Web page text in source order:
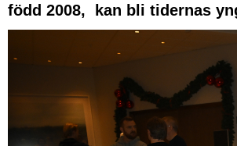
född 2008, kan bli tidernas